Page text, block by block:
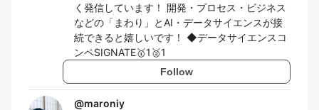
く発信しています！ 開発・プロセス・ビジネス
などの「まわり」とAI・データサイエンスが接
続できると嬉しいです！ ◆データサイエンスコ
ンペSIGNATE🥇1🥈1
Follow
@maroniy